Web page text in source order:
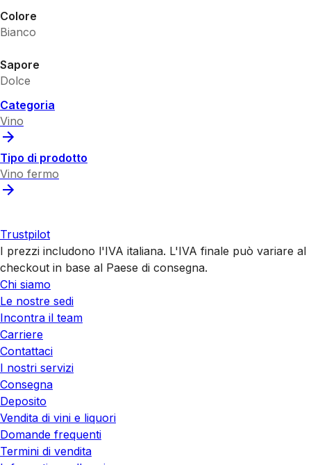
Colore
Bianco
Sapore
Dolce
Categoria
Vino
Tipo di prodotto
Vino fermo
Trustpilot
I prezzi includono l'IVA italiana. L'IVA finale può variare al
checkout in base al Paese di consegna.
Chi siamo
Le nostre sedi
Incontra il team
Carriere
Contattaci
I nostri servizi
Consegna
Deposito
Vendita di vini e liquori
Domande frequenti
Termini di vendita